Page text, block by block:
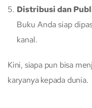
Distribusi dan
Buku Anda siap
kanal.
Kini, siapa pun bisa
karyanya kepada dunia.